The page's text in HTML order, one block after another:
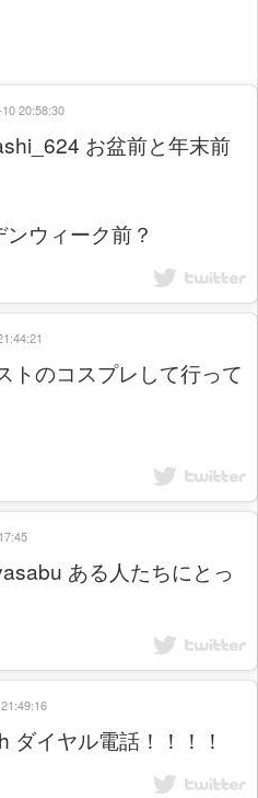
お盆前と年末前
ウィーク前？
20:58:30
トのコスプレして行って
ある人たちにとっ
イヤル電話！！！！